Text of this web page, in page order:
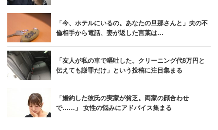
「今、ホテルにいるの。あなたの旦那さんと」夫の不
倫相手から電話、妻が返した言葉は…
「友人が私の車で嘔吐した。クリーニング代8万円と
伝えても謝罪だけ」という投稿に注目集まる
「婚約した彼氏の実家が貧乏。両家の顔合わせ
で……」 女性の悩みにアドバイス集まる